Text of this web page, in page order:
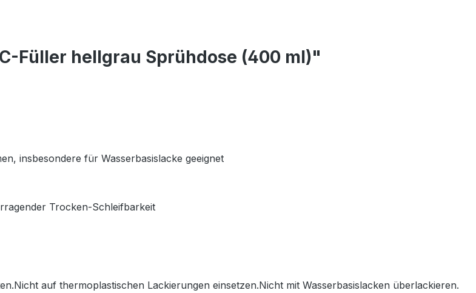
Füller hellgrau Sprühdose (400 ml)"
insbesondere für Wasserbasislacke geeignet
Trocken-Schleifbarkeit
auf thermoplastischen Lackierungen einsetzen.Nicht mit Wasserbasislacken überlackieren.